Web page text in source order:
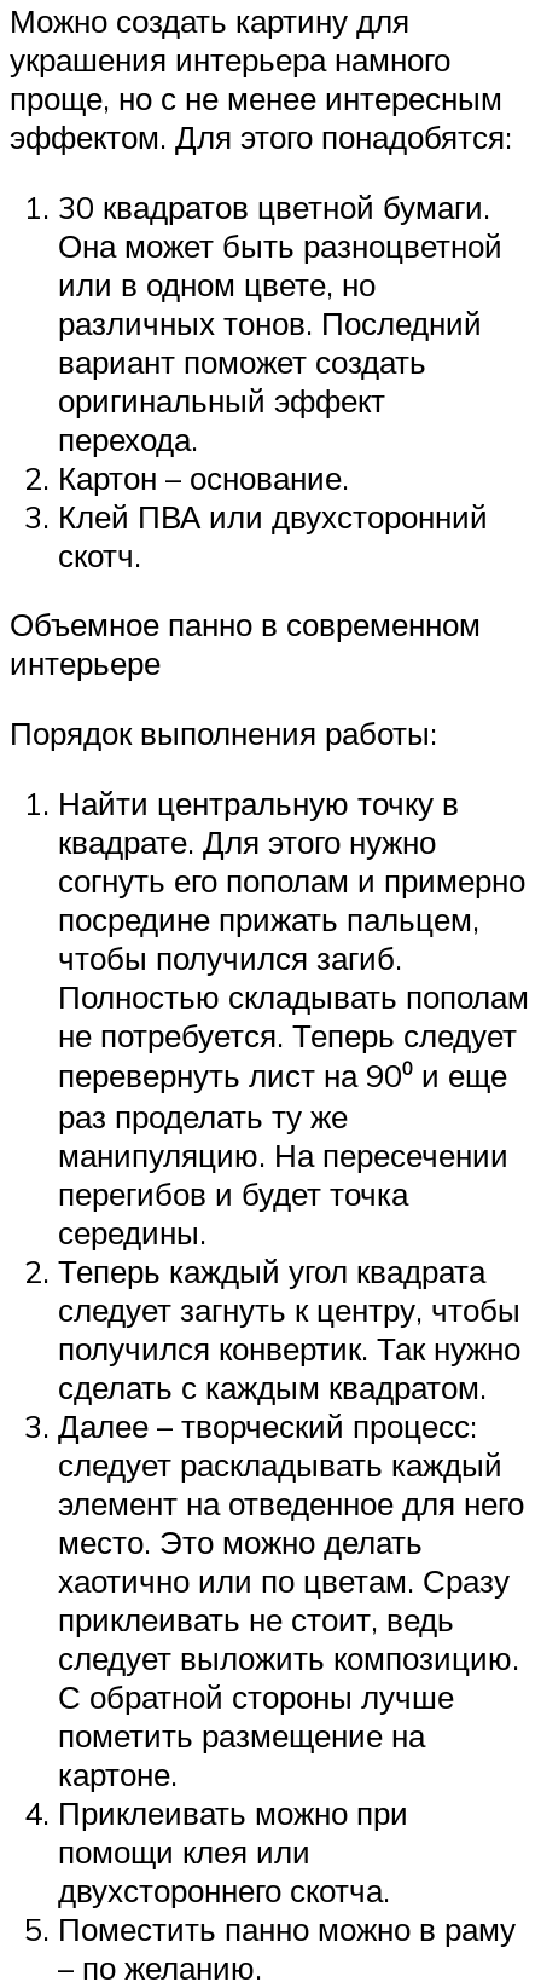
Можно создать картину для
украшения интерьера намного
проще, но с не менее интересным
эффектом. Для этого понадобятся:
30 квадратов цветной бумаги.
Она может быть разноцветной
или в одном цвете, но
различных тонов. Последний
вариант поможет создать
оригинальный эффект
перехода.
Картон – основание.
Клей ПВА или двухсторонний
скотч.
Объемное панно в современном
интерьере
Порядок выполнения работы:
Найти центральную точку в
квадрате. Для этого нужно
согнуть его пополам и примерно
посредине прижать пальцем,
чтобы получился загиб.
Полностью складывать пополам
не потребуется. Теперь следует
перевернуть лист на 90⁰ и еще
раз проделать ту же
манипуляцию. На пересечении
перегибов и будет точка
середины.
Теперь каждый угол квадрата
следует загнуть к центру, чтобы
получился конвертик. Так нужно
сделать с каждым квадратом.
Далее – творческий процесс:
следует раскладывать каждый
элемент на отведенное для него
место. Это можно делать
хаотично или по цветам. Сразу
приклеивать не стоит, ведь
следует выложить композицию.
С обратной стороны лучше
пометить размещение на
картоне.
Приклеивать можно при
помощи клея или
двухстороннего скотча.
Поместить панно можно в раму
– по желанию.